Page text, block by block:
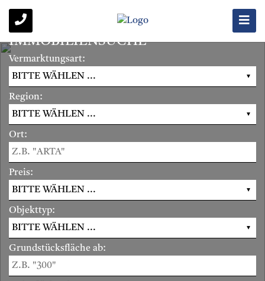
IMMOBILIENSUCHE
Vermarktungsart:
Region:
Ort:
Preis:
Objekttyp:
Grundstücksfläche ab: